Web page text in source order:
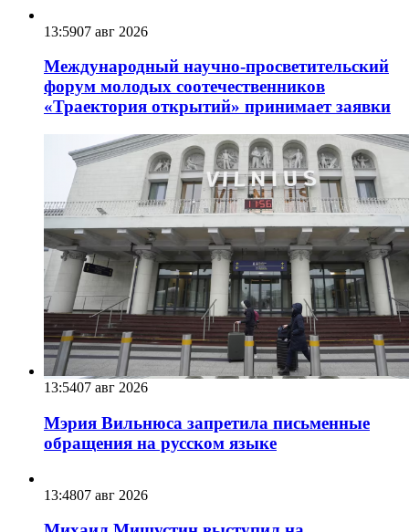
13:5907 авг 2026
Международный научно-просветительский
форум молодых соотечественников
«Траектория открытий» принимает заявки
13:5407 авг 2026
Мэрия Вильнюса запретила письменные
обращения на русском языке
13:4807 авг 2026